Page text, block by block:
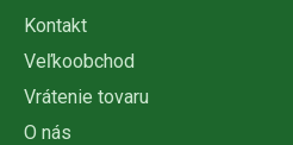
Kontakt
Veľkoobchod
Vrátenie tovaru
O nás